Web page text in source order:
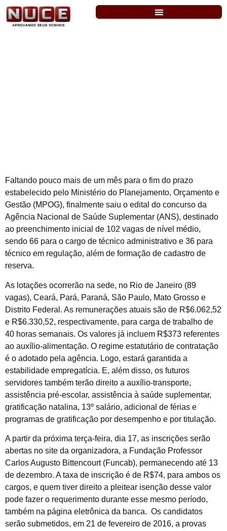
Faltando pouco mais de um mês para o fim do prazo
estabelecido pelo Ministério do Planejamento, Orçamento e
Gestão (MPOG), finalmente saiu o edital do concurso da
Agência Nacional de Saúde Suplementar (ANS), destinado
ao preenchimento inicial de 102 vagas de nível médio,
sendo 66 para o cargo de técnico administrativo e 36 para
técnico em regulação, além de formação de cadastro de
reserva.
As lotações ocorrerão na sede, no Rio de Janeiro (89
vagas), Ceará, Pará, Paraná, São Paulo, Mato Grosso e
Distrito Federal. As remunerações atuais são de R$6.062,52
e R$6.330,52, respectivamente, para carga de trabalho de
40 horas semanais. Os valores já incluem R$373 referentes
ao auxílio-alimentação. O regime estatutário de contratação
é o adotado pela agência. Logo, estará garantida a
estabilidade empregatícia. E, além disso, os futuros
servidores também terão direito a auxílio-transporte,
assistência pré-escolar, assistência à saúde suplementar,
gratificação natalina, 13º salário, adicional de férias e
programas de gratificação por desempenho e por titulação.
A partir da próxima terça-feira, dia 17, as inscrições serão
abertas no site da organizadora, a Fundação Professor
Carlos Augusto Bittencourt (Funcab), permanecendo até 13
de dezembro. A taxa de inscrição é de R$74, para ambos os
cargos, e quem tiver direito a pleitear isenção desse valor
pode fazer o requerimento durante esse mesmo período,
também na página eletrônica da banca. Os candidatos
serão submetidos, em 21 de fevereiro de 2016, a provas